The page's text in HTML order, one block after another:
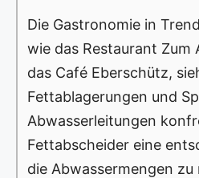
Die Gastronomie in
wie das Restaurant Zum
das Café Eberschütz,
Fettablagerungen und
Abwasserleitungen
Fettabscheider eine
die Abwassermengen zu